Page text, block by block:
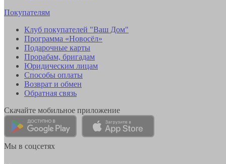
Покупателям
Клуб покупателей "Ваш Дом"
Программа «Новосёл»
Подарочные карты
Прорабам, бригадам
Юридическим лицам
Способы оплаты
Возврат и обмен
Обратная связь
Скачайте мобильное приложение
Мы в соцсетях